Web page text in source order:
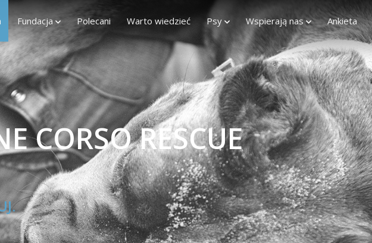
Fundacja Polecani Warto wiedzieć Psy Wspierają nas Ankieta
CORSO RESCUE